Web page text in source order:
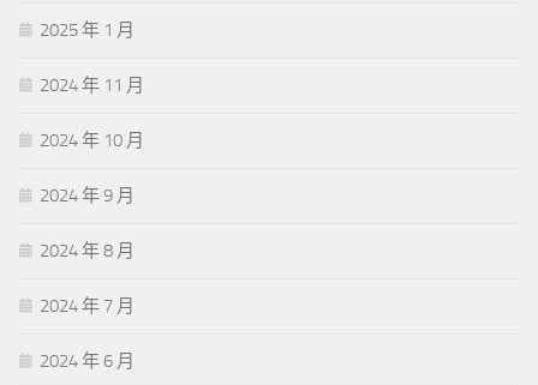
2025 年 1 月
2024 年 11 月
2024 年 10 月
2024 年 9 月
2024 年 8 月
2024 年 7 月
2024 年 6 月